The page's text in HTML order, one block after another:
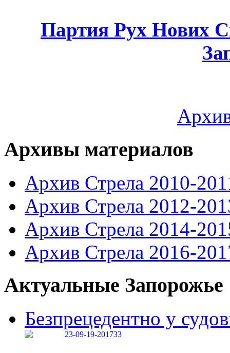
Партия Рух Нових
Архивы материалов
Архив Стрела 2010-
Архив Стрела 2012-
Архив Стрела 2014-
Архив Стрела 2016-
Актуальные Запорожье
Безпрецедентно у